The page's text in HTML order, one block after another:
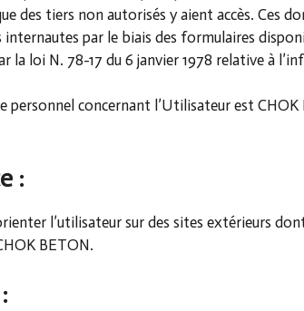
des tiers non autorisés y aient accès. Ces
internautes par le biais des formulaires
la loi N. 78-17 du 6 janvier 1978 relative à
personnel concernant l’Utilisateur est
:
l’utilisateur sur des sites extérieurs
BETON.